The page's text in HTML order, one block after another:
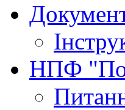
НПФ